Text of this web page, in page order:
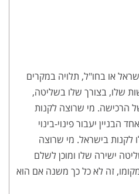
או בחו"ל, תלויה במקרים
שלו, בצורך שלו בשליטה,
הרכישה. מי שרוצה לקנות
יעבור פינוי-בינוי
לקנות בישראל. מי שרוצה
ישירה שלו ומוכן לשלם
זה לא כל כך משנה אם הוא